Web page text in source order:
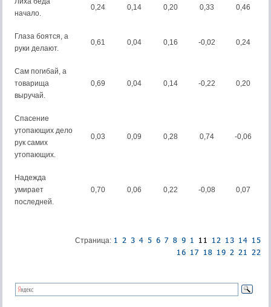
начало.
0,24 0,14 0,20 0,33 0,46
Глаза боятся, а
руки делают.
0,61 0,04 0,16 -0,02 0,24
Сам погибай, а
товарища
выручай.
0,69 0,04 0,14 -0,22 0,20
Спасение
утопающих дело
рук самих
утопающих.
0,03 0,09 0,28 0,74 -0,06
Надежда
умирает
последней.
0,70 0,06 0,22 -0,08 0,07
Страница: